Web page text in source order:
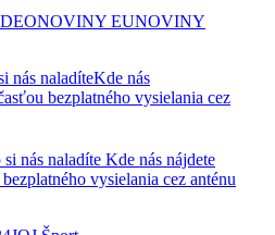
EUNOVINY
nás naladíteKde nás
bezplatného vysielania cez
nás naladíte Kde nás nájdete
vysielania cez anténu